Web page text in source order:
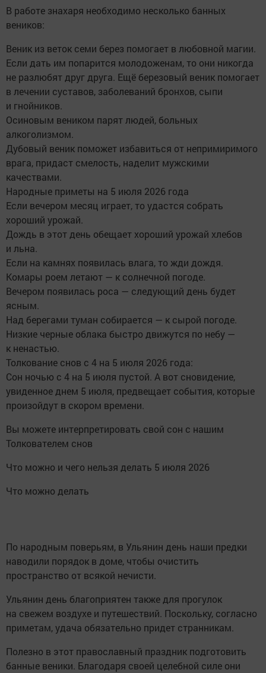
В работе знахаря необходимо несколько банных
веников:
Веник из веток семи берез помогает в любовной магии.
Если дать им попарится молодоженам, то они никогда
не разлюбят друг друга. Ещё березовый веник помогает
в лечении суставов, заболеваний бронхов, сыпи
и гнойников.
Осиновым веником парят людей, больных
алкоголизмом.
Дубовый веник поможет избавиться от непримиримого
врага, придаст смелость, наделит мужскими
качествами.
Народные приметы на 5 июля 2026 года
Если вечером месяц играет, то удастся собрать
хороший урожай.
Дождь в этот день обещает хороший урожай хлебов
и льна.
Если на камнях появилась влага, то жди дождя.
Комары роем летают — к солнечной погоде.
Вечером появилась роса — следующий день будет
ясным.
Над берегами туман собирается — к сырой погоде.
Низкие черные облака быстро движутся по небу —
к ненастью.
Толкование снов с 4 на 5 июля 2026 года:
Сон ночью с 4 на 5 июля пустой. А вот сновидение,
увиденное днем 5 июля, предвещает события, которые
произойдут в скором времени.
Вы можете интерпретировать свой сон с нашим
Толкователем снов
Что можно и чего нельзя делать 5 июля 2026
Что можно делать
По народным поверьям, в Ульянин день наши предки
наводили порядок в доме, чтобы очистить
пространство от всякой нечисти.
Ульянин день благоприятен также для прогулок
на свежем воздухе и путешествий. Поскольку, согласно
приметам, удача обязательно придет странникам.
Полезно в этот православный праздник подготовить
банные веники. Благодаря своей целебной силе они